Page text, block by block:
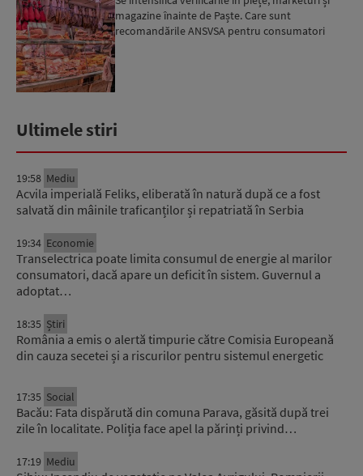
magazine înainte de Paște. Care sunt
recomandările ANSVSA pentru consumatori
Ultimele stiri
19:58 Mediu
Acvila imperială Feliks, eliberată în natură după ce a fost
salvată din mâinile traficanților și repatriată în Serbia
19:34 Economie
Transelectrica poate limita consumul de energie al marilor
consumatori, dacă apare un deficit în sistem. Guvernul a
adoptat…
18:35 Știri
România a emis o alertă timpurie către Comisia Europeană
din cauza secetei și a riscurilor pentru sistemul energetic
17:35 Social
Bacău: Fata dispărută din comuna Parava, găsită după trei
zile în localitate. Poliția face apel la părinți privind…
17:19 Mediu